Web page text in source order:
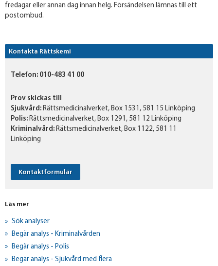
fredagar eller annan dag innan helg. Försändelsen lämnas till ett
postombud.
Kontakta Rättskemi
Telefon: 010-483 41 00
Prov skickas till
Sjukvård: Rättsmedicinalverket, Box 1531, 581 15 Linköping
Polis: Rättsmedicinalverket, Box 1291, 581 12 Linköping
Kriminalvård: Rättsmedicinalverket, Box 1122, 581 11
Linköping
Kontaktformulär
Läs mer
Sök analyser
Begär analys - Kriminalvården
Begär analys - Polis
Begär analys - Sjukvård med flera